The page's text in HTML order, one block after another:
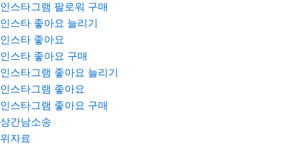
인스타그램 팔로워 구매
인스타 좋아요 늘리기
인스타 좋아요
인스타 좋아요 구매
인스타그램 좋아요 늘리기
인스타그램 좋아요
인스타그램 좋아요 구매
상간남소송
위자료